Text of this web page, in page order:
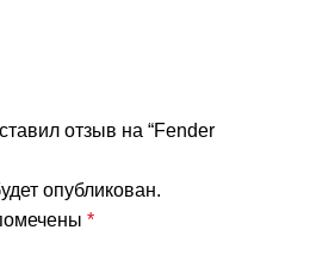
отзыв на “Fender
опубликован.
*